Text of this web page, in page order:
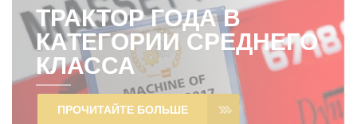
ТРАКТОР ГОДА В
КАТЕГОРИИ СРЕДНЕГО
КЛАССА
ПРОЧИТАЙТЕ БОЛЬШЕ